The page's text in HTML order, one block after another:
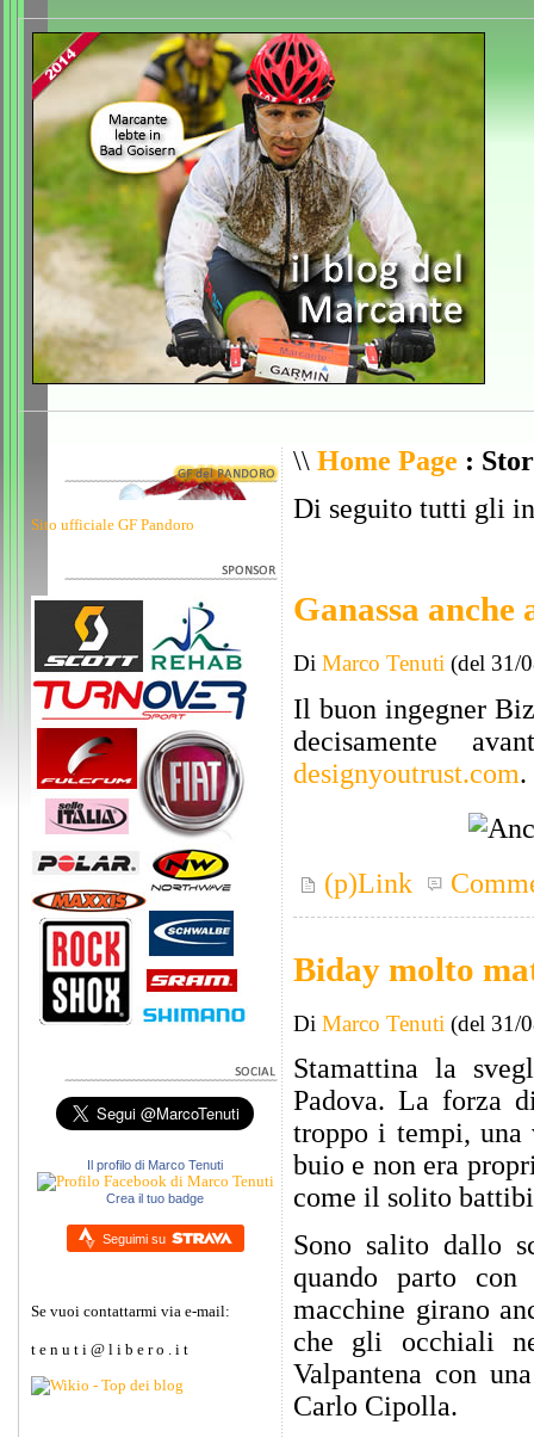
Sito ufficiale GF Pandoro
Il profilo di Marco Tenuti
Crea il tuo badge
Seguimi su
Se vuoi contattarmi via e-mail:
t e n u t i @ l i b e r o . i t
\\ Home Page :
Di seguito tutti gli
Ganassa anche
Di Marco Tenuti (del 31/
Il buon ingegner
decisamente
designyoutrust.com.
(p)Link
Biday molto
Di Marco Tenuti (del 31/
Stamattina la
Padova. La forza
troppo i tempi, una
buio e non era
come il solito
Sono salito dallo
quando parto
macchine girano
che gli occhiali
Valpantena con
Carlo Cipolla.